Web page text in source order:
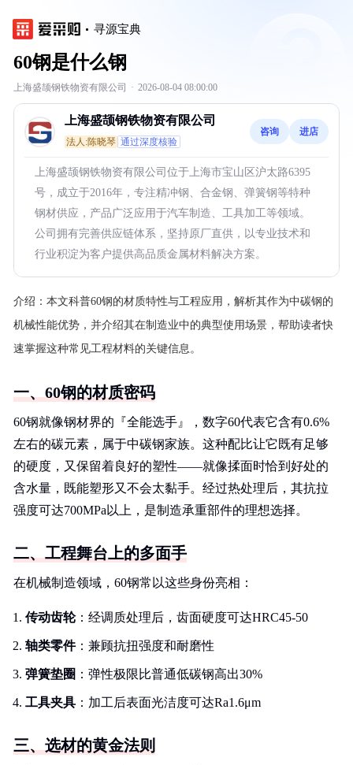
寻源宝典
60钢是什么钢
上海盛颉钢铁物资有限公司 · 2026-08-04 08:00:00
上海盛颉钢铁物资有限公司
法人:陈晓琴 通过深度核验
咨询 进店
上海盛颉钢铁物资有限公司位于上海市宝山区沪太路6395
号，成立于2016年，专注精冲钢、合金钢、弹簧钢等特种
钢材供应，产品广泛应用于汽车制造、工具加工等领域。
公司拥有完善供应链体系，坚持原厂直供，以专业技术和
行业积淀为客户提供高品质金属材料解决方案。
介绍： 本文科普60钢的材质特性与工程应用，解析其作为中碳钢的
机械性能优势，并介绍其在制造业中的典型使用场景，帮助读者快
速掌握这种常见工程材料的关键信息。
一、60钢的材质密码
60钢就像钢材界的『全能选手』，数字60代表它含有0.6%
左右的碳元素，属于中碳钢家族。这种配比让它既有足够
的硬度，又保留着良好的塑性——就像揉面时恰到好处的
含水量，既能塑形又不会太黏手。经过热处理后，其抗拉
强度可达700MPa以上，是制造承重部件的理想选择。
二、工程舞台上的多面手
在机械制造领域，60钢常以这些身份亮相：
传动齿轮：经调质处理后，齿面硬度可达HRC45-50
轴类零件：兼顾抗扭强度和耐磨性
弹簧垫圈 ：弹性极限比普通低碳钢高出30%
工具夹具 ：加工后表面光洁度可达Ra1.6μm
三、选材的黄金法则